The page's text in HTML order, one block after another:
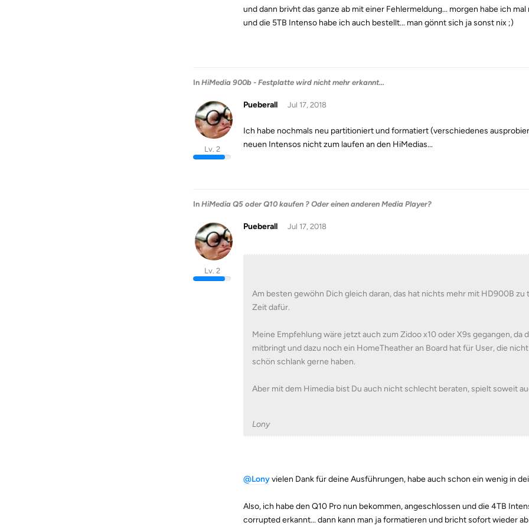
und dann brivht das ganze ab mit einer Fehlermeldung... morgen habe ich
und die 5TB Intenso habe ich auch bestellt... man gönnt sich ja sonst nix ;)
In HiMedia 900b - Festplatte wird nicht mehr erkannt...
Pueberall
Lv. 2
Jul 17, 2018
Ich habe nochmals neu partitioniert und formatiert (verschiedenes
neuen Intensos nicht zum laufen an den HiMedias...
In HiMedia Q5 oder Q10 kaufen ? Oder einen anderen Media Player?
Pueberall
Lv. 2
Jul 17, 2018
Am besten gewöhn Dich gleich daran, das hat nichts mehr mit HD900B
Zeit dafür.
Meine Empfehlung wäre jetzt auch zum Zidoo x10 oder X9s gegangen, da
mitbringt und dazu noch ein HomeTheather an Board hat für User, die
schön schlank gerne haben.
Aber mit dem Himedia bist Du auch nicht schlecht beraten, spielt soweit
Lony
@Lonyvielen Dank für deine Ausführungen, habe auch schon ein wenig in
Also, ich habe den Q10 Pro nun bekommen, angeschlossen und die 4TB
corrupted erkannt... dann kann man ja formatieren und bricht sofort wieder